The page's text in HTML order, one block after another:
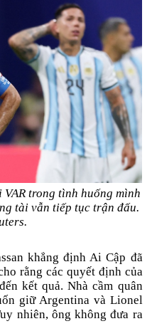
trong tình huống mình
tài vẫn tiếp tục trận đấu.
khẳng định Ai Cập đã
rằng các quyết định của
kết quả. Nhà cầm quân
giữ Argentina và Lionel
nhiên, ông không đưa ra